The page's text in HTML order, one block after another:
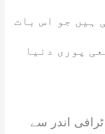
ہیں جو اس بات
پوری دنیا
اندر سے